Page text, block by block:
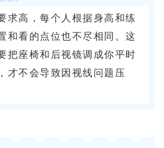
求高，每个人根据身高和练
和看的点位也不尽相同。这
把座椅和后视镜调成你平时
才不会导致因视线问题压